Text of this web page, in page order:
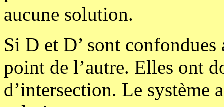
aucune solution.
Si D et D’ sont
point de l’autre. Elles ont
d’intersection. Le système